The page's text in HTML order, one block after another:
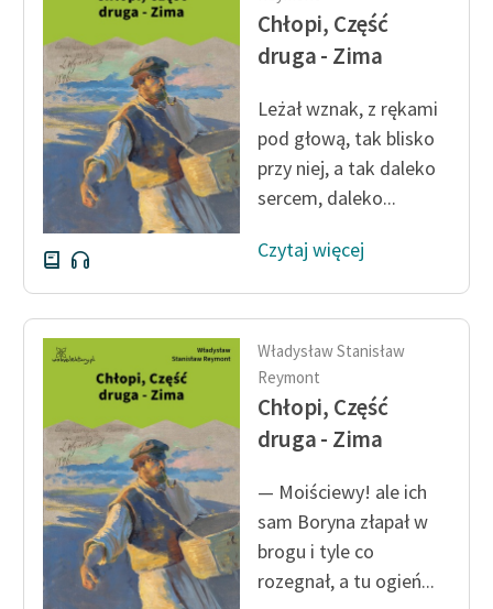
Chłopi, Część
druga - Zima
Leżał wznak, z rękami
pod głową, tak blisko
przy niej, a tak daleko
sercem, daleko...
Czytaj więcej
Władysław Stanisław
Reymont
Chłopi, Część
druga - Zima
— Moiściewy! ale ich
sam Boryna złapał w
brogu i tyle co
rozegnał, a tu ogień...